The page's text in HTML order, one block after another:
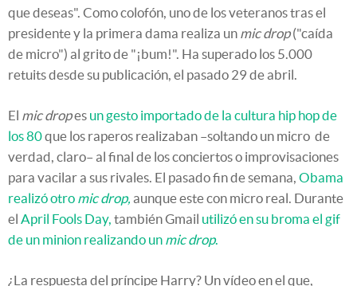
que deseas". Como colofón, uno de los veteranos tras el
presidente y la primera dama realiza un mic drop("caída
de micro") al grito de "¡bum!". Ha superado los 5.000
retuits desde su publicación, el pasado 29 de abril.
El mic dropes un gesto importado de la cultura hip hop de
los 80que los raperos realizaban –soltando un micro de
verdad, claro– al final de los conciertos o improvisaciones
para vacilar a sus rivales. El pasado fin de semana, Obama
realizó otro mic drop, aunque este con micro real. Durante
el April Fools Day, también Gmail utilizó en su broma el gif
de un minion realizando un mic drop.
¿La respuesta del príncipe Harry? Un vídeo en el que,